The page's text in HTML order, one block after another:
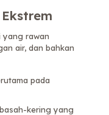
yang rawan
air, dan bahkan
pada
kering yang